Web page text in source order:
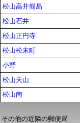
松山高井簡易
松山石井
松山正円寺
松山松末町
小野
松山天山
松山南
その他の近隣の郵便局